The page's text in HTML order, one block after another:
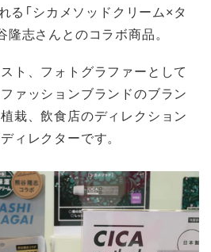
る「シカメソッドクリーム×タ
隆志さんとのコラボ商品。
ト、フォトグラファーとして
ァッションブランドのブラン
栽、飲食店のディレクション
ィレクターです。